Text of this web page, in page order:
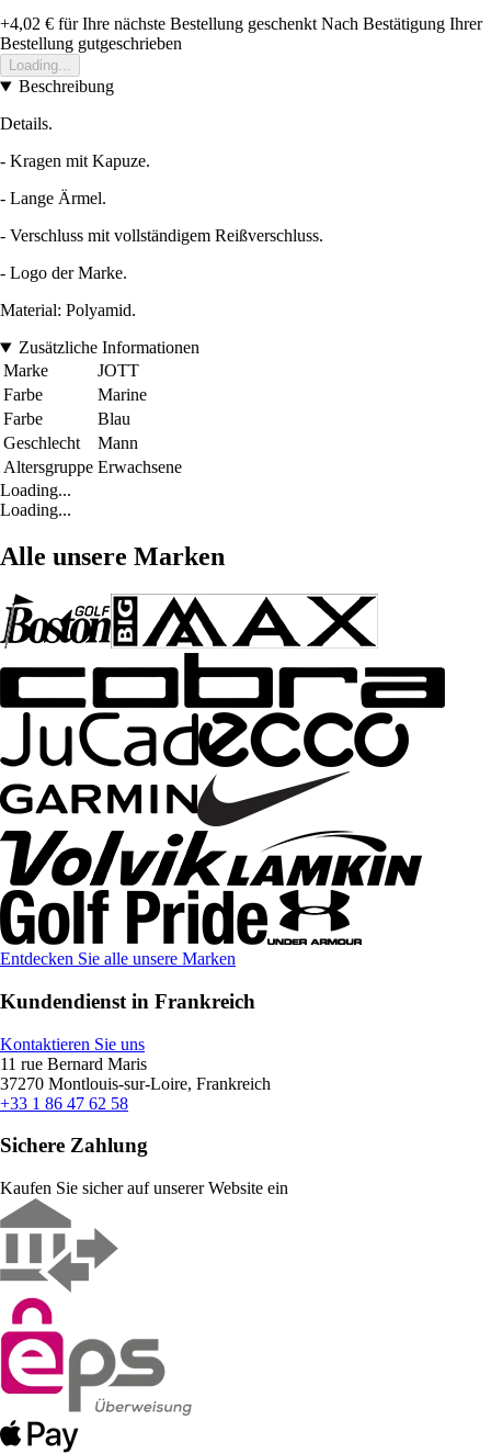
+4,02 € für Ihre nächste Bestellung geschenkt Nach Bestätigung Ihrer
Bestellung gutgeschrieben
Loading...
Beschreibung
Details.
- Kragen mit Kapuze.
- Lange Ärmel.
- Verschluss mit vollständigem Reißverschluss.
- Logo der Marke.
Material: Polyamid.
Zusätzliche Informationen
Marke
JOTT
Farbe
Marine
Farbe
Blau
Geschlecht
Mann
Altersgruppe Erwachsene
Loading...
Loading...
Alle unsere Marken
Entdecken Sie alle unsere Marken
Kundendienst in Frankreich
Kontaktieren Sie uns
11 rue Bernard Maris
37270 Montlouis-sur-Loire, Frankreich
+33 1 86 47 62 58
Sichere Zahlung
Kaufen Sie sicher auf unserer Website ein